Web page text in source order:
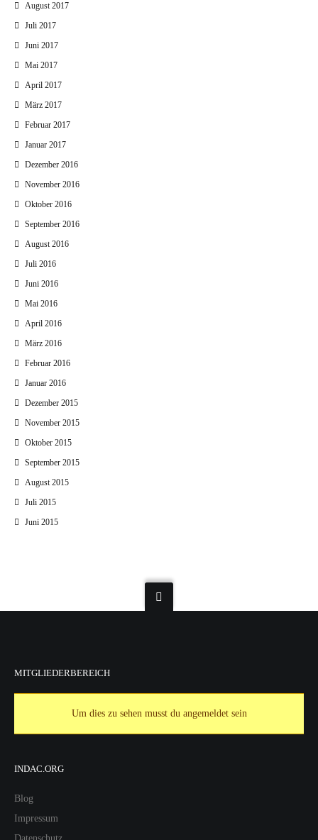
August 2017
Juli 2017
Juni 2017
Mai 2017
April 2017
März 2017
Februar 2017
Januar 2017
Dezember 2016
November 2016
Oktober 2016
September 2016
August 2016
Juli 2016
Juni 2016
Mai 2016
April 2016
März 2016
Februar 2016
Januar 2016
Dezember 2015
November 2015
Oktober 2015
September 2015
August 2015
Juli 2015
Juni 2015
MITGLIEDERBEREICH
Um dies zu sehen musst du angemeldet sein
INDAC.ORG
Blog
Impressum